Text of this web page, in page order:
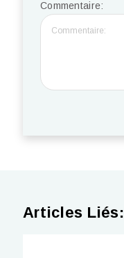
Commentaire:
Articles Liés: